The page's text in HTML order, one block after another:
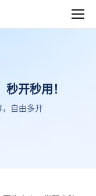
开秒用！
，自由多开